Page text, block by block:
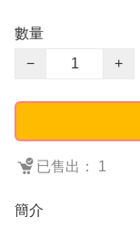
數量
−
+
已售出： 1
簡介